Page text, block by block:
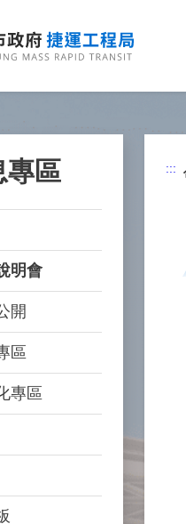
專區
明會
開
區
專區
:::